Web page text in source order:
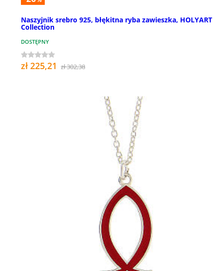
Naszyjnik srebro 925, błękitna ryba zawieszka, HOLYART
Collection
DOSTĘPNY
zł 225,21 zł 302,38